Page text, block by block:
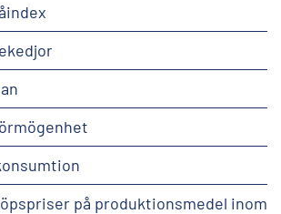
på produktionsmedel inom